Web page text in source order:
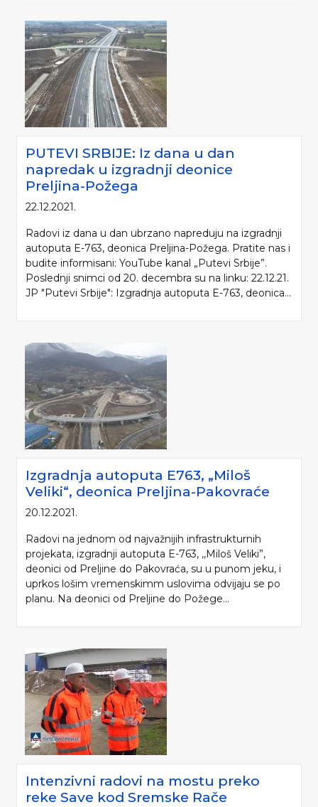
PUTEVI SRBIJE: Iz dana u dan
napredak u izgradnji deonice
Preljina-Požega
22.12.2021.
Radovi iz dana u dan ubrzano napreduju na izgradnji
autoputa E-763, deonica Preljina-Požega. Pratite nas i
budite informisani: YouTube kanal „Putevi Srbije”.
Poslednji snimci od 20. decembra su na linku: 22.12.21.
JP "Putevi Srbije": Izgradnja autoputa E-763, deonica...
Izgradnja autoputa E763, „Miloš
Veliki“, deonica Preljina-Pakovraće
20.12.2021.
Radovi na jednom od najvažnijih infrastrukturnih
projekata, izgradnji autoputa E-763, ,,Miloš Veliki”,
deonici od Preljine do Pakovraća, su u punom jeku, i
uprkos lošim vremenskimm uslovima odvijaju se po
planu. Na deonici od Preljine do Požege...
Intenzivni radovi na mostu preko
reke Save kod Sremske Rače